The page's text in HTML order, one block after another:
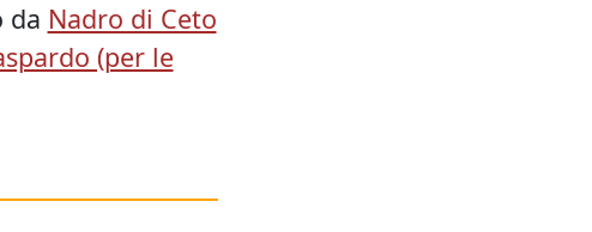
da Nadro di Ceto
(per le